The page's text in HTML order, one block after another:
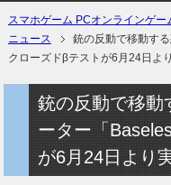
スマホゲーム PCオンラインゲ
ニュース
銃の反動で移動す
クローズドβテストが6月24日よ
銃の反動で移動
ーター「
が6月24日より